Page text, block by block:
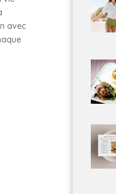
avec